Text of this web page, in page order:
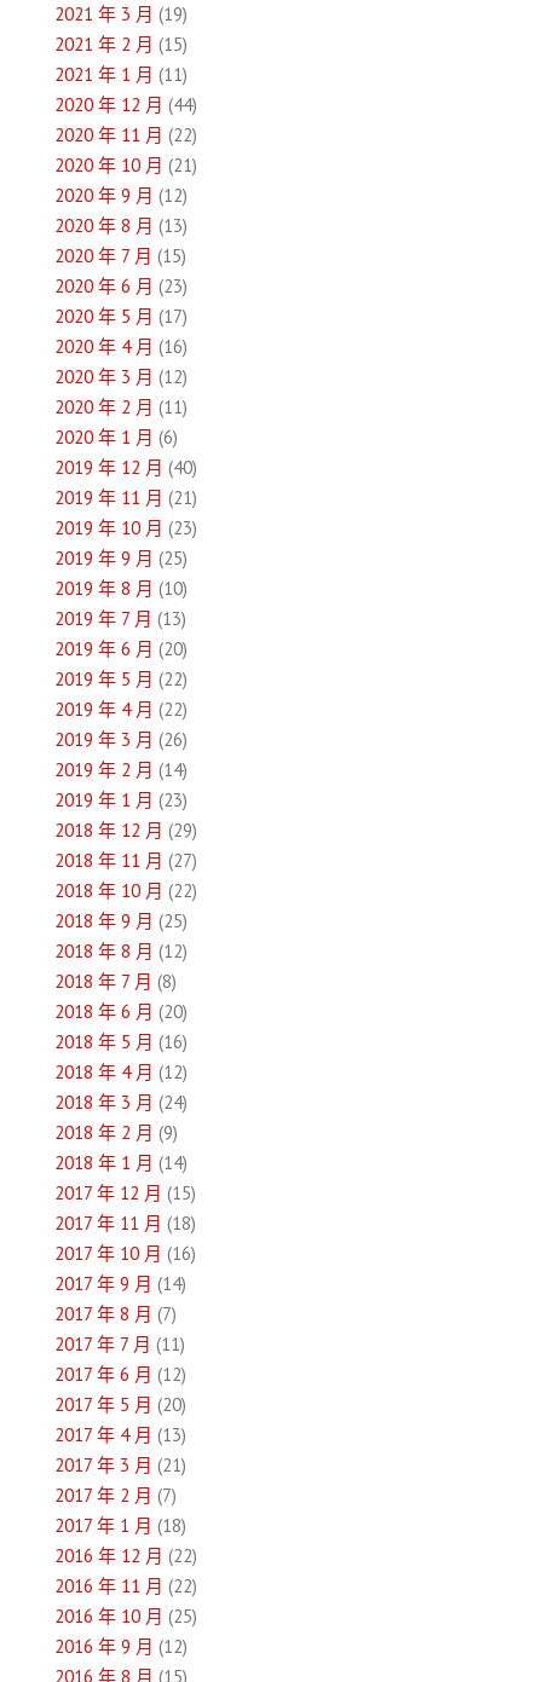
2021 年 3 月 (19)
2021 年 2 月 (15)
2021 年 1 月 (11)
2020 年 12 月 (44)
2020 年 11 月 (22)
2020 年 10 月 (21)
2020 年 9 月 (12)
2020 年 8 月 (13)
2020 年 7 月 (15)
2020 年 6 月 (23)
2020 年 5 月 (17)
2020 年 4 月 (16)
2020 年 3 月 (12)
2020 年 2 月 (11)
2020 年 1 月 (6)
2019 年 12 月 (40)
2019 年 11 月 (21)
2019 年 10 月 (23)
2019 年 9 月 (25)
2019 年 8 月 (10)
2019 年 7 月 (13)
2019 年 6 月 (20)
2019 年 5 月 (22)
2019 年 4 月 (22)
2019 年 3 月 (26)
2019 年 2 月 (14)
2019 年 1 月 (23)
2018 年 12 月 (29)
2018 年 11 月 (27)
2018 年 10 月 (22)
2018 年 9 月 (25)
2018 年 8 月 (12)
2018 年 7 月 (8)
2018 年 6 月 (20)
2018 年 5 月 (16)
2018 年 4 月 (12)
2018 年 3 月 (24)
2018 年 2 月 (9)
2018 年 1 月 (14)
2017 年 12 月 (15)
2017 年 11 月 (18)
2017 年 10 月 (16)
2017 年 9 月 (14)
2017 年 8 月 (7)
2017 年 7 月 (11)
2017 年 6 月 (12)
2017 年 5 月 (20)
2017 年 4 月 (13)
2017 年 3 月 (21)
2017 年 2 月 (7)
2017 年 1 月 (18)
2016 年 12 月 (22)
2016 年 11 月 (22)
2016 年 10 月 (25)
2016 年 9 月 (12)
2016 年 8 月 (15)